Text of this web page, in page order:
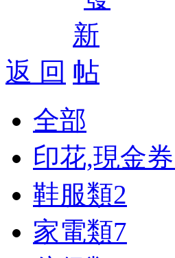
返 回
全部
印花,現金券
鞋服類2
家電類7